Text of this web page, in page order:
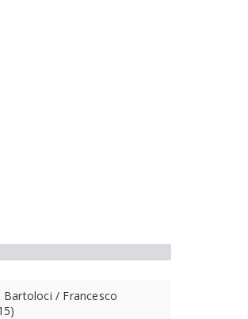
Bartoloci / Francesco